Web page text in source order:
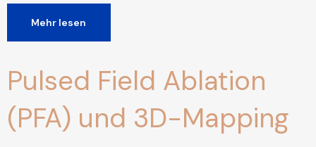
Mehr lesen
Pulsed Field Ablation
(PFA) und 3D-Mapping